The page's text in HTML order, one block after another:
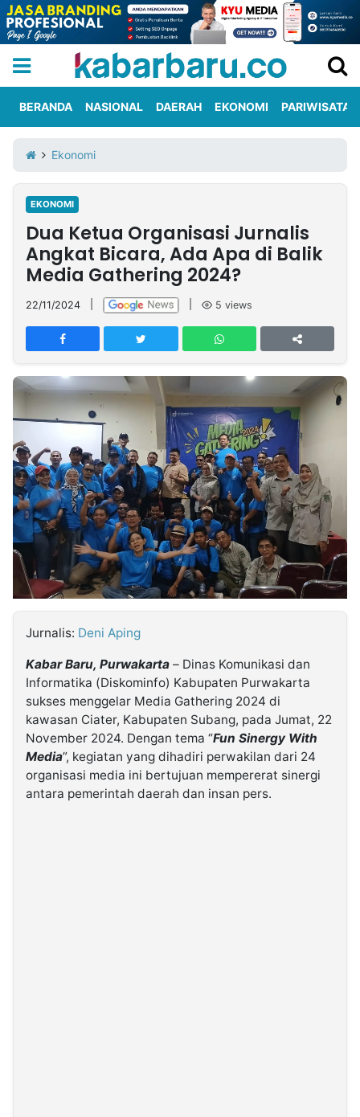
Iklan
Berita
Kami
Nasional
International
Olahraga
Entertainment
Daerah
Pariwisata
Kuliner
Kolom
Network
PT
TREETAN
INDONESIA
Insight
NTB
Suara
Time
Lens
IDN
Daily
Jogja
Jalan
Rakyat
Idealita
News
Kita
Notice
Radar
Baru
Seedbacklink
Follow
Kabarbaru
2026
BERANDA NASIONAL DAERAH EKONOMI PARIWISATA
Ekonomi
EKONOMI
Dua Ketua Organisasi Jurnalis
Angkat Bicara, Ada Apa di Balik
Media Gathering 2024?
22/11/2024 5 views
Jurnalis: Deni Aping
Kabar Baru, Purwakarta – Dinas Komunikasi dan
Informatika (Diskominfo) Kabupaten Purwakarta
sukses menggelar Media Gathering 2024 di
kawasan Ciater, Kabupaten Subang, pada Jumat, 22
November 2024. Dengan tema “Fun Sinergy With
Media”, kegiatan yang dihadiri perwakilan dari 24
organisasi media ini bertujuan mempererat sinergi
antara pemerintah daerah dan insan pers.